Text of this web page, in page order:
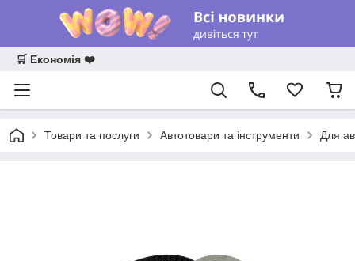
🛒 Економія ❤️
Товари та послуги Автотовари та інструменти Для